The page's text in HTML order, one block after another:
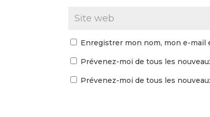
Enregistrer mon nom, mon e-
Prévenez-moi de tous les
Prévenez-moi de tous les